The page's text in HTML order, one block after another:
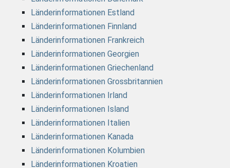
Länderinformationen Estland
Länderinformationen Finnland
Länderinformationen Frankreich
Länderinformationen Georgien
Länderinformationen Griechenland
Länderinformationen Grossbritannien
Länderinformationen Irland
Länderinformationen Island
Länderinformationen Italien
Länderinformationen Kanada
Länderinformationen Kolumbien
Länderinformationen Kroatien